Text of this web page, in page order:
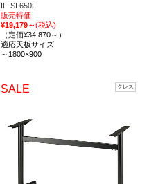
IF-SI 650L
販売特価
¥19,179～(税込)
（定価¥34,870～）
適応天板サイズ
～1800×900
SALE クレス